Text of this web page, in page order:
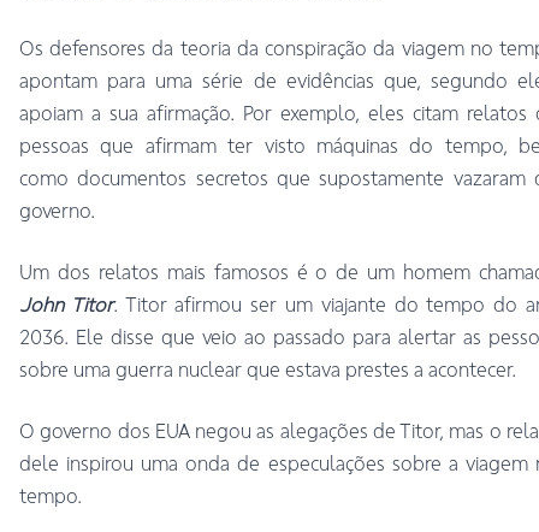
Os defensores da teoria da conspiração da viagem no
apontam para uma série de evidências que, segundo
apoiam a sua afirmação. Por exemplo, eles citam relatos
pessoas que afirmam ter visto máquinas do tempo,
como documentos secretos que supostamente vazaram
governo.
Um dos relatos mais famosos é o de um homem
John Titor. Titor afirmou ser um viajante do tempo do
2036. Ele disse que veio ao passado para alertar as
sobre uma guerra nuclear que estava prestes a acontecer.
O governo dos EUA negou as alegações de Titor, mas o
dele inspirou uma onda de especulações sobre a viagem
tempo.